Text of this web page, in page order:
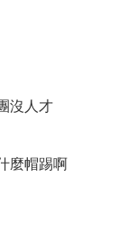
沒人才
麼帽踢啊